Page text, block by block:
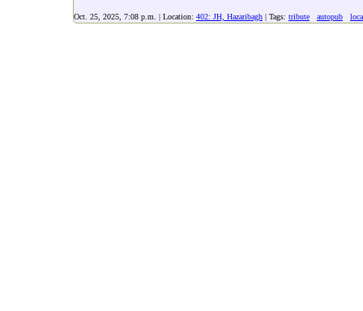
Oct. 25, 2025, 7:08 p.m. | Location: 402: JH, Hazaribagh | Tags: tribute autopub